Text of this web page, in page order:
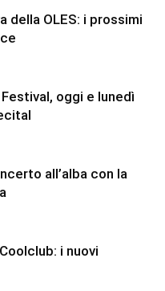
della OLES: i prossimi
oggi e lunedì
all’alba con la
i nuovi